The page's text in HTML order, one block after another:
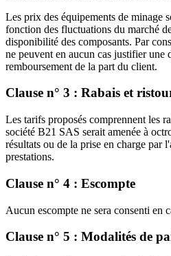
Les prix des équipements de minage
fonction des fluctuations du marché
disponibilité des composants. Par
ne peuvent en aucun cas justifier une
remboursement de la part du client.
Clause n° 3 : Rabais et
Les tarifs proposés comprennent les
société B21 SAS serait amenée à
résultats ou de la prise en charge par
prestations.
Clause n° 4 : Escompte
Aucun escompte ne sera consenti en
Clause n° 5 : Modalités de